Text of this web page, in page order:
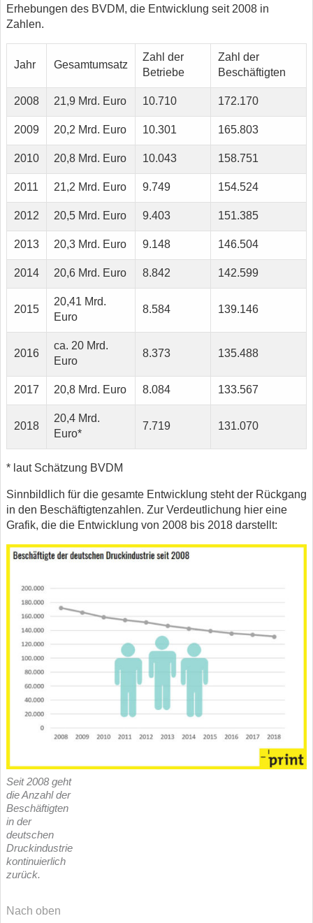
Erhebungen des BVDM, die Entwicklung seit 2008 in
Zahlen.
Jahr Gesamtumsatz
Zahl der
Betriebe
Zahl der
Beschäftigten
2008 21,9 Mrd. Euro 10.710 172.170
2009 20,2 Mrd. Euro 10.301 165.803
2010 20,8 Mrd. Euro 10.043 158.751
2011 21,2 Mrd. Euro 9.749 154.524
2012 20,5 Mrd. Euro 9.403 151.385
2013 20,3 Mrd. Euro 9.148 146.504
2014 20,6 Mrd. Euro 8.842 142.599
2015
20,41 Mrd.
Euro
8.584 139.146
2016
ca. 20 Mrd.
Euro
8.373 135.488
2017 20,8 Mrd. Euro 8.084 133.567
2018
20,4 Mrd.
Euro*
7.719 131.070
* laut Schätzung BVDM
Sinnbildlich für die gesamte Entwicklung steht der Rückgang
in den Beschäftigtenzahlen. Zur Verdeutlichung hier eine
Grafik, die die Entwicklung von 2008 bis 2018 darstellt:
Seit 2008 geht
die Anzahl der
Beschäftigten
in der
deutschen
Druckindustrie
kontinuierlich
zurück.
Nach oben